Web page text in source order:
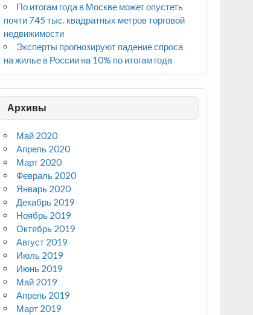
По итогам года в Москве может опустеть
почти 745 тыс. квадратных метров торговой
недвижимости
Эксперты прогнозируют падение спроса
на жилье в России на 10% по итогам года
Архивы
Май 2020
Апрель 2020
Март 2020
Февраль 2020
Январь 2020
Декабрь 2019
Ноябрь 2019
Октябрь 2019
Август 2019
Июль 2019
Июнь 2019
Май 2019
Апрель 2019
Март 2019